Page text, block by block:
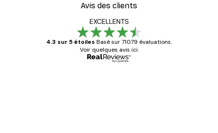
Avis des clients
EXCELLENTS
4.3 sur 5 étoiles Basé sur 71079 évaluations.
Voir quelques avis ici.